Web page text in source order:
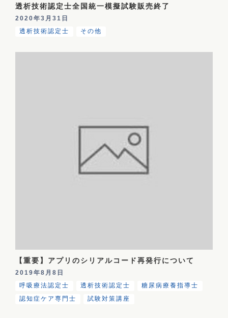
透析技術認定士全国統一模擬試験販売終了
2020年3月31日
透析技術認定士
その他
【重要】アプリのシリアルコード再発行について
2019年8月8日
呼吸療法認定士
透析技術認定士
糖尿病療養指導士
認知症ケア専門士
試験対策講座